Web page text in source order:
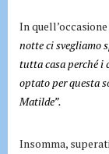
In
notte ci svegliamo
tutta casa perché i
optato per questa
Matilde”.
Insomma,